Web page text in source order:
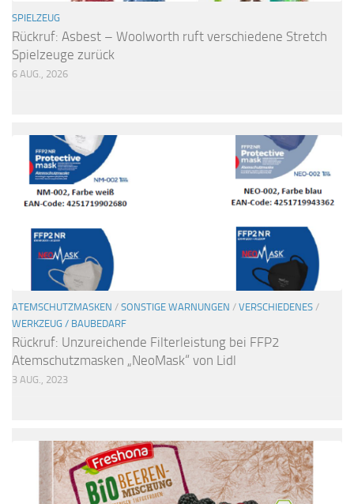
SPIELZEUG
Rückruf: Asbest – Woolworth ruft verschiedene Stretch
Spielzeuge zurück
6 AUG., 2026
ATEMSCHUTZMASKEN / SONSTIGE WARNUNGEN / VERSCHIEDENES /
WERKZEUG / BAUBEDARF
Rückruf: Unzureichende Filterleistung bei FFP2
Atemschutzmasken „NeoMask“ von Lidl
3 AUG., 2023